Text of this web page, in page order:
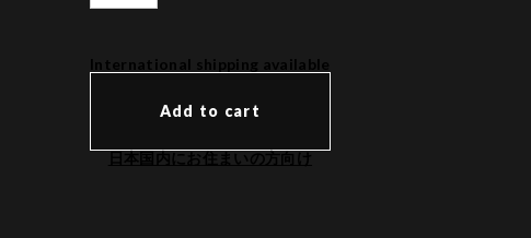
International shipping available
Add to cart
日本国内にお住まいの方向け